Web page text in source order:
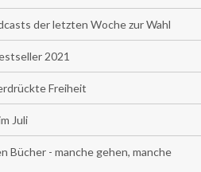
der letzten Woche zur Wahl
2021
Freiheit
Juli
Bücher - manche gehen, manche